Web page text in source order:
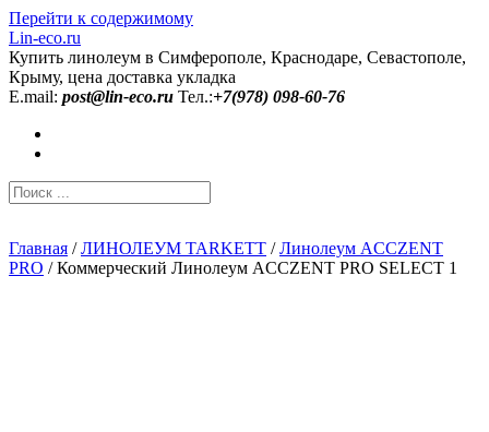
Перейти к содержимому
Lin-eco.ru
Купить линолеум в Симферополе, Краснодаре, Севастополе,
Крыму, цена доставка укладка
E.mail: post@lin-eco.ru Тел.:+7(978) 098-60-76
Главная /ЛИНОЛЕУМ TARKETT /Линолеум ACCZENT
PRO / Коммерческий Линолеум ACCZENT PRO SELECT 1